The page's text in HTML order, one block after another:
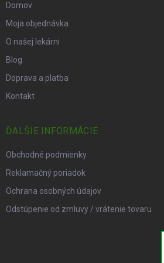
Domov
Moja objednávka
O našej lekárni
Blog
Doprava a platba
Kontakt
ĎALŠIE INFORMÁCIE
Obchodné podmienky
Reklamačný poriadok
Ochrana osobných údajov
Odstúpenie od zmluvy / vrátenie tovaru